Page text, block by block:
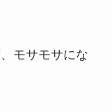
モサモサにな